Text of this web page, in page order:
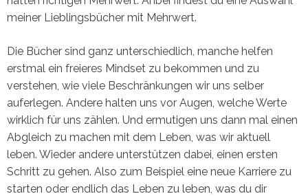
meiner Lieblingsbücher mit Mehrwert.
Die Bücher sind ganz unterschiedlich, manche helfen
erstmal ein freieres Mindset zu bekommen und zu
verstehen, wie viele Beschränkungen wir uns selber
auferlegen. Andere halten uns vor Augen, welche Werte
wirklich für uns zählen. Und ermutigen uns dann mal einen
Abgleich zu machen mit dem Leben, was wir aktuell
leben. Wieder andere unterstützen dabei, einen ersten
Schritt zu gehen. Also zum Beispiel eine neue Karriere zu
starten oder endlich das Leben zu leben, was du dir